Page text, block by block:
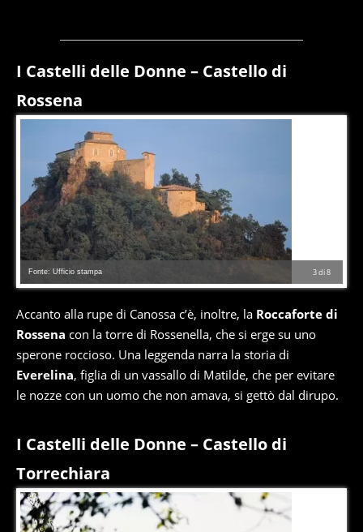
I Castelli delle Donne – Castello di
Rossena
3di8
Fonte: Ufficio stampa
Accanto alla rupe di Canossa c’è, inoltre, la Roccaforte di
Rossena con la torre di Rossenella, che si erge su uno
sperone roccioso. Una leggenda narra la storia di
Everelina, figlia di un vassallo di Matilde, che per evitare
le nozze con un uomo che non amava, si gettò dal dirupo.
I Castelli delle Donne – Castello di
Torrechiara